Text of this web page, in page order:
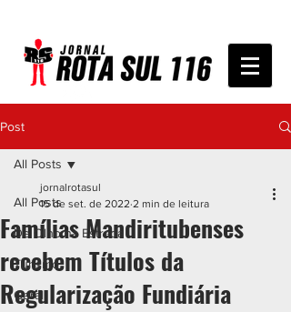
Post
All Posts
De Olho na Estrada
Turismo
Geral
All Posts
Famílias Mandiritubenses
recebem Títulos da
Regularização Fundiária
jornalrotasul
15 de set. de 2022 2 min de leitura